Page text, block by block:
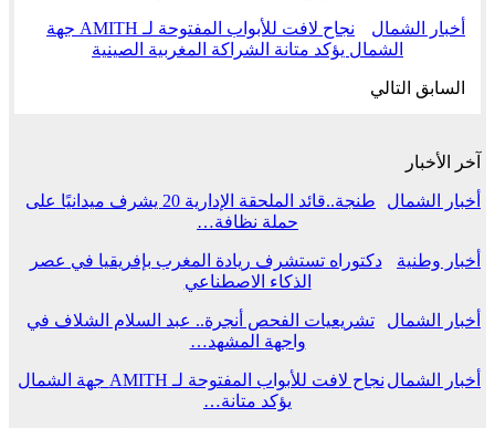
أخبار الشمال
نجاح لافت للأبواب المفتوحة لـ AMITH جهة
الشمال يؤكد متانة الشراكة المغربية الصينية
السابق التالي
آخر الأخبار
أخبار الشمال
طنجة..قائد الملحقة الإدارية 20 يشرف ميدانيًا على
حملة نظافة…
أخبار وطنية
دكتوراه تستشرف ريادة المغرب بإفريقيا في عصر
الذكاء الاصطناعي
أخبار الشمال
تشريعيات الفحص أنجرة.. عبد السلام الشلاف في
واجهة المشهد…
أخبار الشمال
نجاح لافت للأبواب المفتوحة لـ AMITH جهة الشمال
يؤكد متانة…